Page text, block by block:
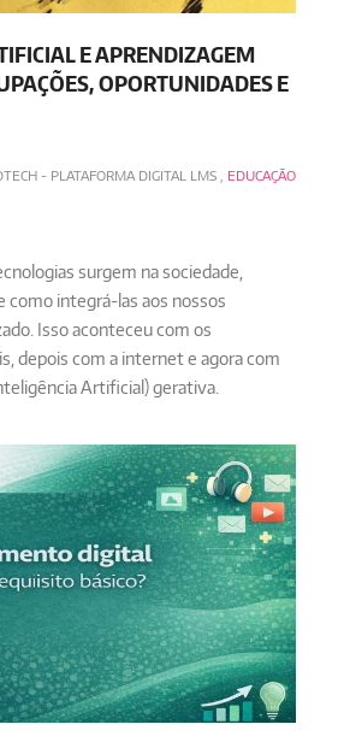
E APRENDIZAGEM
OPORTUNIDADES E
- PLATAFORMA DIGITAL LMS, EDUCAÇÃO
surgem na sociedade,
como integrá-las aos nossos
Isso aconteceu com os
depois com a internet e agora com
Artificial) gerativa.